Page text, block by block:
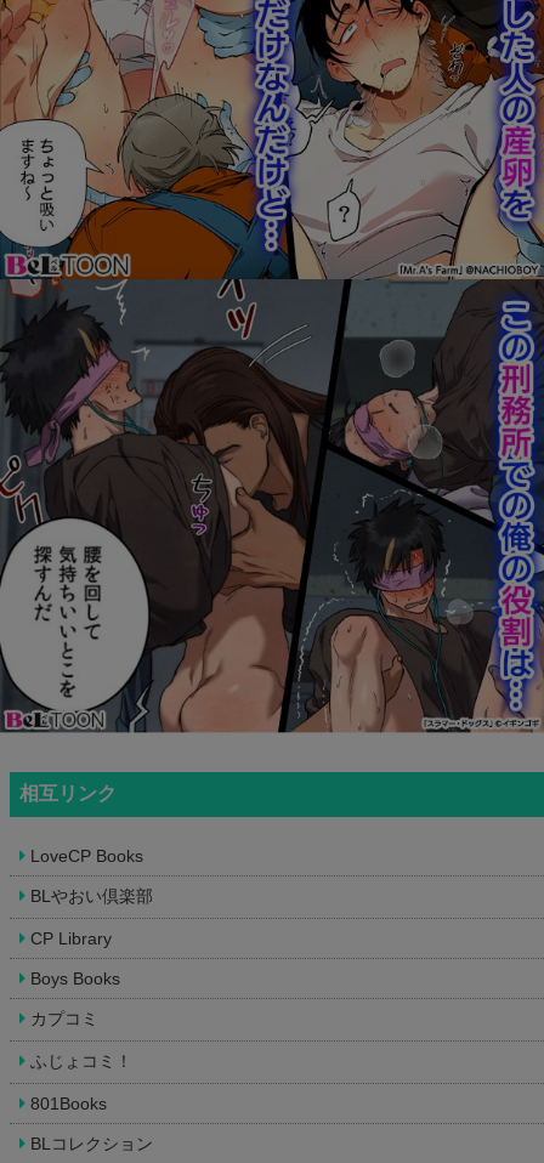
相互リンク
LoveCP Books
BLやおい倶楽部
CP Library
Boys Books
カプコミ
ふじょコミ！
801Books
BLコレクション